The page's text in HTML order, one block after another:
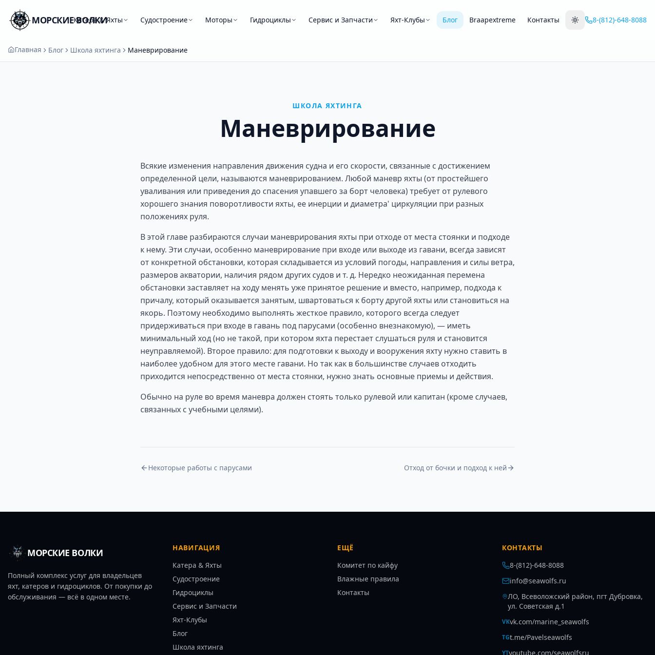
МОРСКИЕ ВОЛКИ
Катера & Яхты Судостроение Моторы Гидроциклы Сервис и Запчасти Яхт-Клубы Блог Braapextreme Контакты 8-(812)-648-8088
Главная Блог Школа яхтинга Маневрирование
ШКОЛА ЯХТИНГА
Маневрирование
Всякие изменения направления движения судна и его скорости, связанные с достижением
определенной цели, называются маневрированием. Любой маневр яхты (от простейшего
уваливания или приведения до спасения упавшего за борт человека) требует от рулевого
хорошего знания поворотливости яхты, ее инерции и диаметра' циркуляции при разных
положениях руля.
В этой главе разбираются случаи маневрирования яхты при отходе от места стоянки и подходе
к нему. Эти случаи, особенно маневрирование при входе или выходе из гавани, всегда зависят
от конкретной обстановки, которая складывается из условий погоды, направления и силы ветра,
размеров акватории, наличия рядом других судов и т. д. Нередко неожиданная перемена
обстановки заставляет на ходу менять уже принятое решение и вместо, например, подхода к
причалу, который оказывается занятым, швартоваться к борту другой яхты или становиться на
якорь. Поэтому необходимо выполнять жесткое правило, которого всегда следует
придерживаться при входе в гавань под парусами (особенно внезнакомую), — иметь
минимальный ход (но не такой, при котором яхта перестает слушаться руля и становится
неуправляемой). Второе правило: для подготовки к выходу и вооружения яхту нужно ставить в
наиболее удобном для этого месте гавани. Но так как в большинстве случаев отходить
приходится непосредственно от места стоянки, нужно знать основные приемы и действия.
Обычно на руле во время маневра должен стоять только рулевой или капитан (кроме случаев,
связанных с учебными целями).
Некоторые работы с парусами Отход от бочки и подход к ней
МОРСКИЕ ВОЛКИ
Полный комплекс услуг для владельцев
яхт, катеров и гидроциклов. От покупки до
обслуживания — всё в одном месте.
НАВИГАЦИЯ
Катера & Яхты
Судостроение
Гидроциклы
Сервис и Запчасти
Яхт-Клубы
Блог
Школа яхтинга
ЕЩЁ
Комитет по кайфу
Влажные правила
Контакты
КОНТАКТЫ
8-(812)-648-8088
info@seawolfs.ru
ЛО, Всеволожский район, пгт Дубровка,
ул. Советская д.1
VKvk.com/marine_seawolfs
TGt.me/Pavelseawolfs
YTyoutube.com/seawolfsru